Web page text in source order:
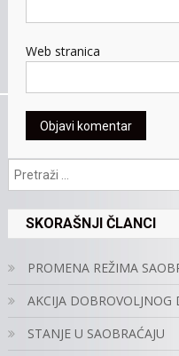
Web stranica
SKORAŠNJI ČLANCI
PROMENA REŽIMA
AKCIJA DOBROVOLJNOG
STANJE U SAOBRAĆAJU